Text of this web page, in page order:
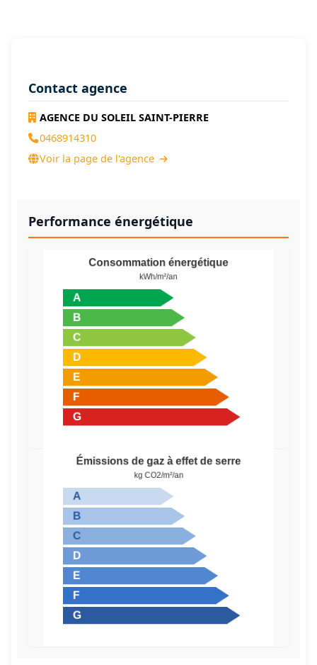
Contact agence
AGENCE DU SOLEIL SAINT-PIERRE
0468914310
Voir la page de l'agence
Performance énergétique